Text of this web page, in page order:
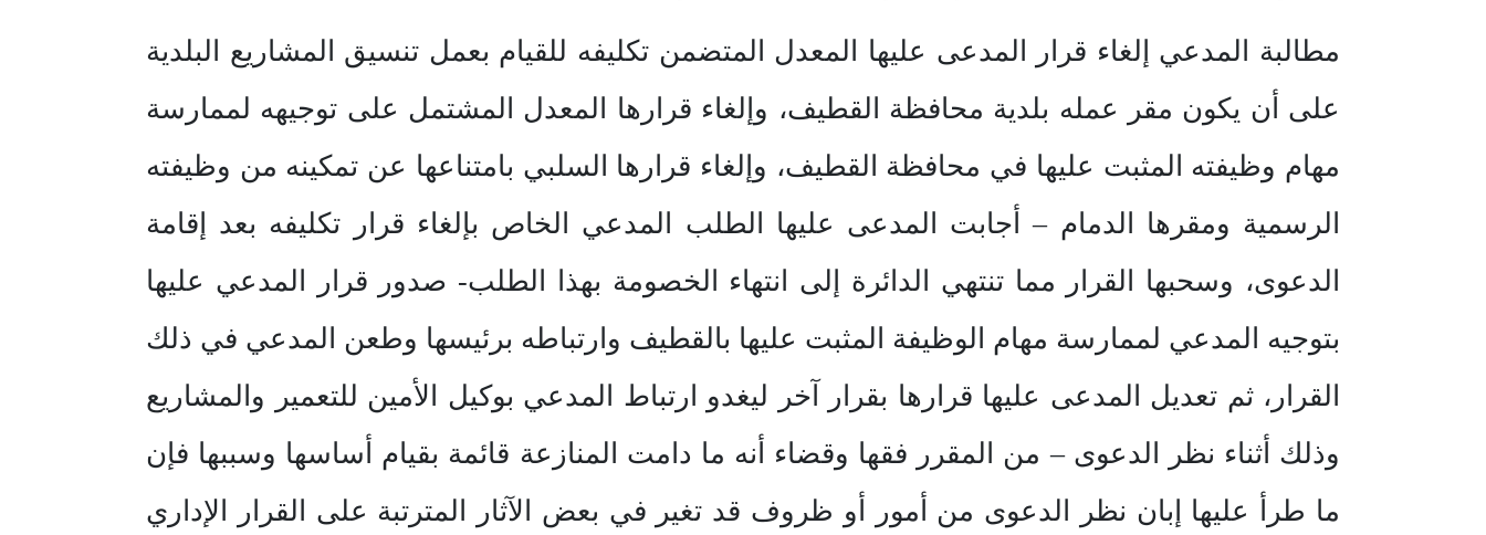
مطالبة المدعي إلغاء قرار المدعى عليها المعدل المتضمن تكليفه للقيام بعمل تنسيق المشاريع البلدية
على أن يكون مقر عمله بلدية محافظة القطيف، وإلغاء قرارها المعدل المشتمل على توجيهه لممارسة
مهام وظيفته المثبت عليها في محافظة القطيف، وإلغاء قرارها السلبي بامتناعها عن تمكينه من وظيفته
الرسمية ومقرها الدمام – أجابت المدعى عليها الطلب المدعي الخاص بإلغاء قرار تكليفه بعد إقامة
الدعوى، وسحبها القرار مما تنتهي الدائرة إلى انتهاء الخصومة بهذا الطلب- صدور قرار المدعي عليها
بتوجيه المدعي لممارسة مهام الوظيفة المثبت عليها بالقطيف وارتباطه برئيسها وطعن المدعي في ذلك
القرار، ثم تعديل المدعى عليها قرارها بقرار آخر ليغدو ارتباط المدعي بوكيل الأمين للتعمير والمشاريع
وذلك أثناء نظر الدعوى – من المقرر فقها وقضاء أنه ما دامت المنازعة قائمة بقيام أساسها وسببها فإن
ما طرأ عليها إبان نظر الدعوى من أمور أو ظروف قد تغير في بعض الآثار المترتبة على القرار الإداري